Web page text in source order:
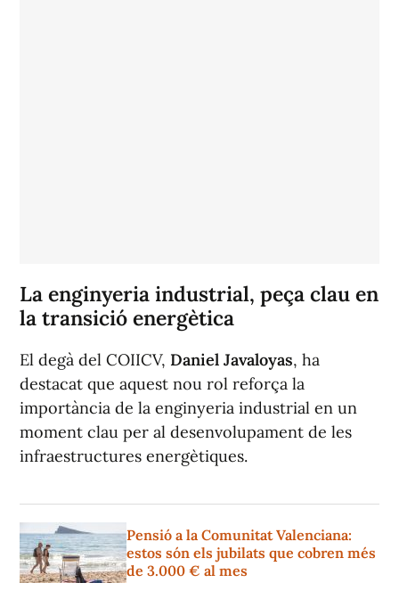
La enginyeria industrial, peça clau en
la transició energètica
El degà del COIICV, Daniel Javaloyas, ha
destacat que aquest nou rol reforça la
importància de la enginyeria industrial en un
moment clau per al desenvolupament de les
infraestructures energètiques.
Pensió a la Comunitat Valenciana:
estos són els jubilats que cobren més
de 3.000 € al mes